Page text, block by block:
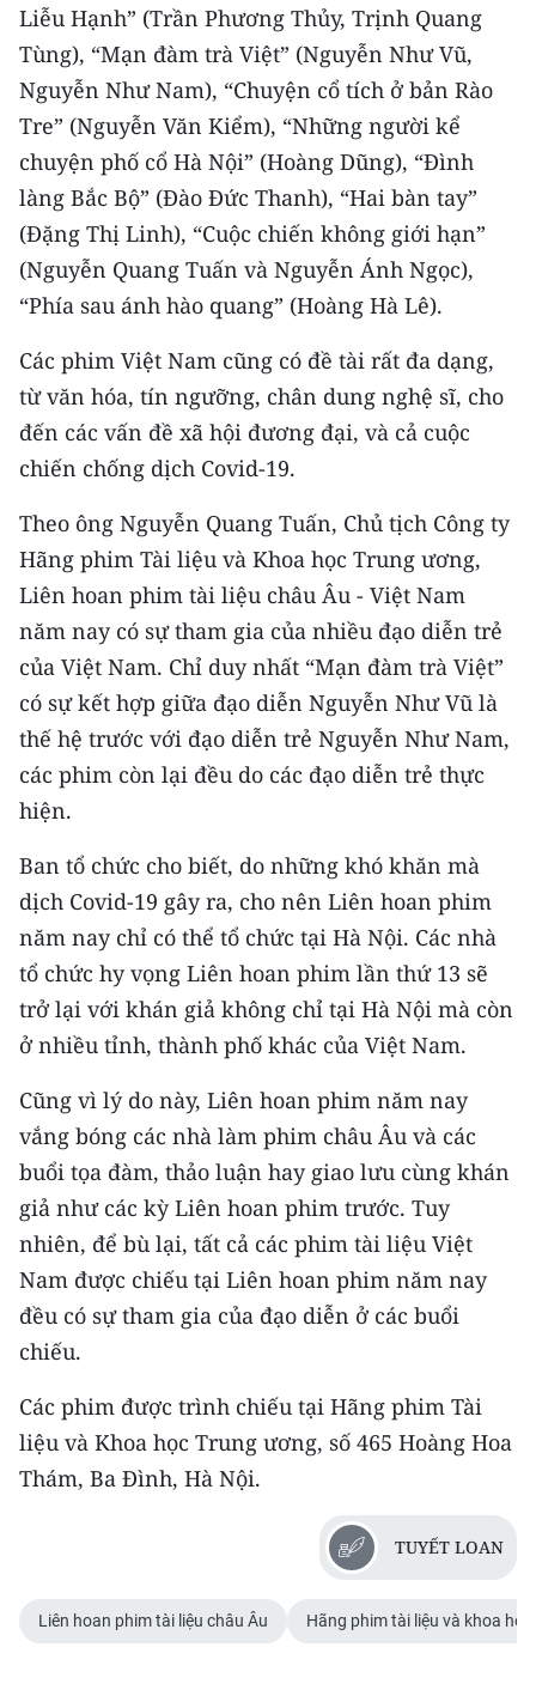
CHUYÊN ĐỀ
CÁC CHUYÊN TRANG
VỀ BÁO NHÂN DÂN
THỜI NAY
NHÂN DÂN CUỐI TUẦN
NHÂN DÂN HẰNG THÁNG
MUA BÁO
ĐỌC BÁO IN
ENGLISH
中文
FRANÇAIS
РУССКИЙ
ESPAÑOL
Liễu Hạnh” (Trần Phương Thủy, Trịnh Quang
Tùng), “Mạn đàm trà Việt” (Nguyễn Như Vũ,
Nguyễn Như Nam), “Chuyện cổ tích ở bản Rào
Tre” (Nguyễn Văn Kiểm), “Những người kể
chuyện phố cổ Hà Nội” (Hoàng Dũng), “Đình
làng Bắc Bộ” (Đào Đức Thanh), “Hai bàn tay”
(Đặng Thị Linh), “Cuộc chiến không giới hạn”
(Nguyễn Quang Tuấn và Nguyễn Ánh Ngọc),
“Phía sau ánh hào quang” (Hoàng Hà Lê).
Các phim Việt Nam cũng có đề tài rất đa dạng,
từ văn hóa, tín ngưỡng, chân dung nghệ sĩ, cho
đến các vấn đề xã hội đương đại, và cả cuộc
chiến chống dịch Covid-19.
Theo ông Nguyễn Quang Tuấn, Chủ tịch Công ty
Hãng phim Tài liệu và Khoa học Trung ương,
Liên hoan phim tài liệu châu Âu - Việt Nam
năm nay có sự tham gia của nhiều đạo diễn trẻ
của Việt Nam. Chỉ duy nhất “Mạn đàm trà Việt”
có sự kết hợp giữa đạo diễn Nguyễn Như Vũ là
thế hệ trước với đạo diễn trẻ Nguyễn Như Nam,
các phim còn lại đều do các đạo diễn trẻ thực
hiện.
Ban tổ chức cho biết, do những khó khăn mà
dịch Covid-19 gây ra, cho nên Liên hoan phim
năm nay chỉ có thể tổ chức tại Hà Nội. Các nhà
tổ chức hy vọng Liên hoan phim lần thứ 13 sẽ
trở lại với khán giả không chỉ tại Hà Nội mà còn
ở nhiều tỉnh, thành phố khác của Việt Nam.
Cũng vì lý do này, Liên hoan phim năm nay
vắng bóng các nhà làm phim châu Âu và các
buổi tọa đàm, thảo luận hay giao lưu cùng khán
giả như các kỳ Liên hoan phim trước. Tuy
nhiên, để bù lại, tất cả các phim tài liệu Việt
Nam được chiếu tại Liên hoan phim năm nay
đều có sự tham gia của đạo diễn ở các buổi
chiếu.
Các phim được trình chiếu tại Hãng phim Tài
liệu và Khoa học Trung ương, số 465 Hoàng Hoa
Thám, Ba Đình, Hà Nội.
TUYẾT LOAN
Liên hoan phim tài liệu châu Âu Hãng phim tài liệu và khoa